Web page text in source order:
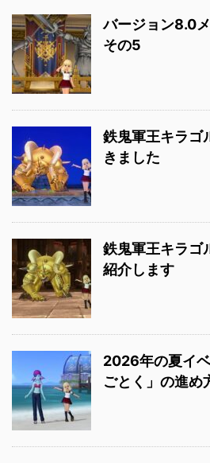
バージョン8.0
その5
鉄鬼軍王キラゴ
きました
鉄鬼軍王キラゴ
紹介します
2026年の夏イ
ごとく」の進め